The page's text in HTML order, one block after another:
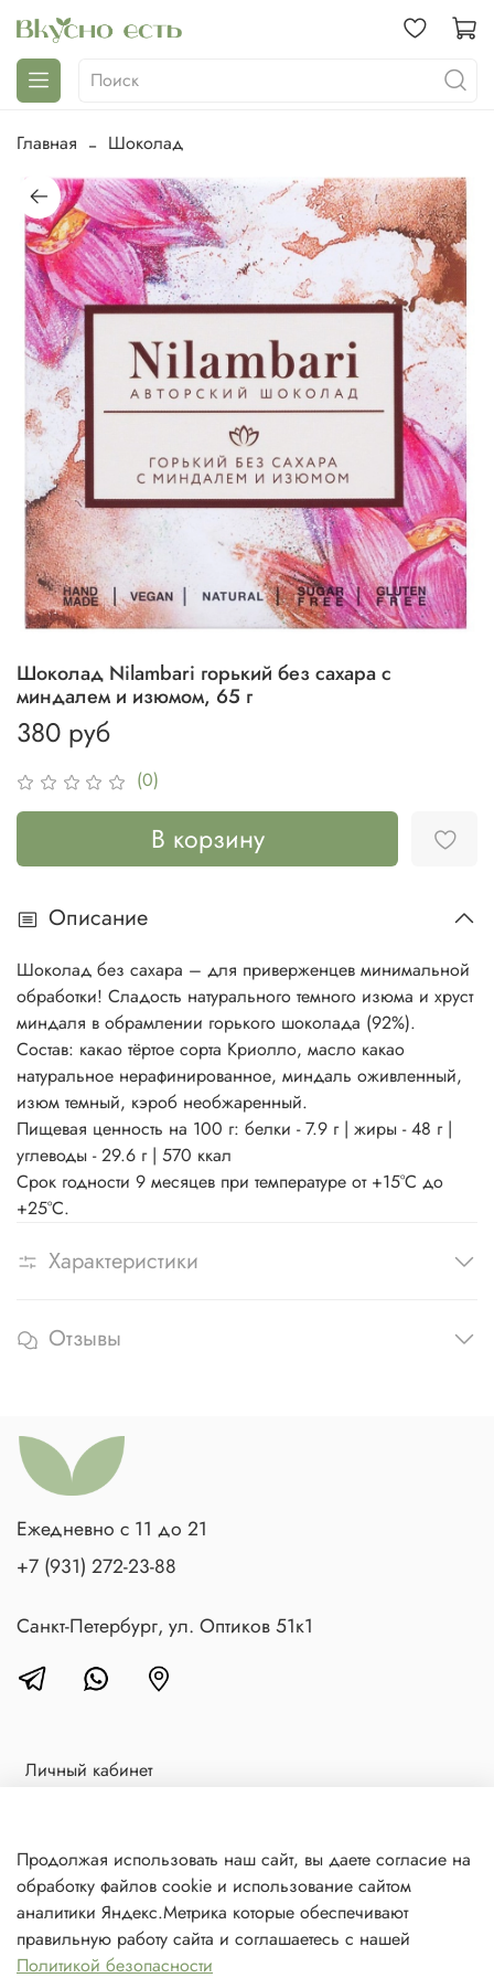
Главная Шоколад
(0)
Шоколад Nilambari горький без сахара с
миндалем и изюмом, 65 г
380 руб
В корзину
Описание
Шоколад без сахара – для приверженцев минимальной
обработки! Сладость натурального темного изюма и хруст
миндаля в обрамлении горького шоколада (92%).
Состав: какао тёртое сорта Криолло, масло какао
натуральное нерафинированное, миндаль оживленный,
изюм темный, кэроб необжаренный.
Пищевая ценность на 100 г: белки - 7.9 г | жиры - 48 г |
углеводы - 29.6 г | 570 ккал
Срок годности 9 месяцев при температуре от +15°C до
+25°С.
Характеристики
Отзывы
Личный кабинет
Блог
Контакты
Политика в отношении обработки персональных данных
Ежедневно с 11 до 21
+7 (931) 272-23-88
Санкт-Петербург, ул. Оптиков 51к1
Продолжая использовать наш сайт, вы даете согласие на
обработку файлов cookie и использование сайтом
аналитики Яндекс.Метрика которые обеспечивают
правильную работу сайта и соглашаетесь с нашей
Политикой безопасности